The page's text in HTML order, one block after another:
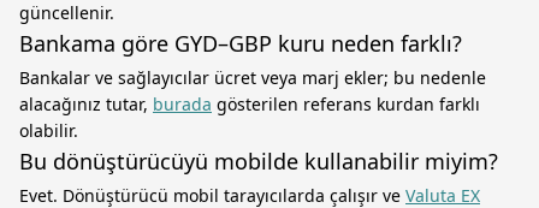
güncellenir.
Bankama göre GYD–GBP kuru neden farklı?
Bankalar ve sağlayıcılar ücret veya marj ekler; bu nedenle
alacağınız tutar, burada gösterilen referans kurdan farklı
olabilir.
Bu dönüştürücüyü mobilde kullanabilir miyim?
Evet. Dönüştürücü mobil tarayıcılarda çalışır ve Valuta EX